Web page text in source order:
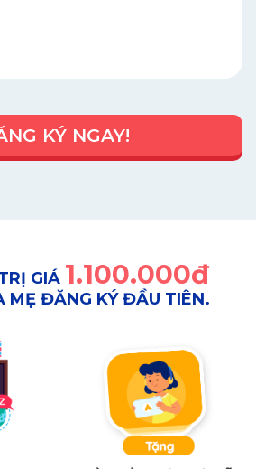
KÝ NGAY!
GIÁ 1.100.000đ
MẸ ĐĂNG KÝ ĐẦU TIÊN.